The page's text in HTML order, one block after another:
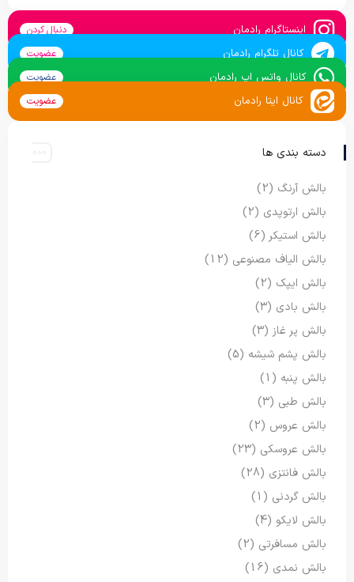
اینستاگرام رادمان دنبال کردن
کانال تلگرام رادمان عضویت
کانال واتس اپ رادمان عضویت
کانال ایتا رادمان عضویت
دسته بندی ها
بالش آرنگ (2)
بالش ارتوپدی (2)
بالش استیکر (6)
بالش الیاف مصنوعی (12)
بالش ایپک (2)
بالش بادی (3)
بالش پر غاز (3)
بالش پشم شیشه (5)
بالش پنبه (1)
بالش طبی (3)
بالش عروس (2)
بالش عروسکی (23)
بالش فانتزی (28)
بالش گردنی (1)
بالش لایکو (4)
بالش مسافرتی (2)
بالش نمدی (16)